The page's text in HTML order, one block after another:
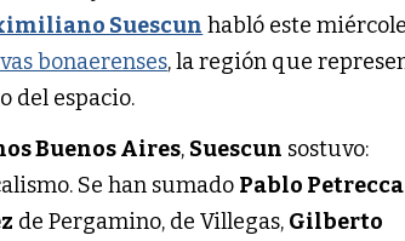
Suescun habló este
bonaerenses, la región que
del espacio.
Buenos Aires, Suescun sostuvo:
Se han sumado Pablo Petrecca
de Pergamino, de Villegas, Gilberto